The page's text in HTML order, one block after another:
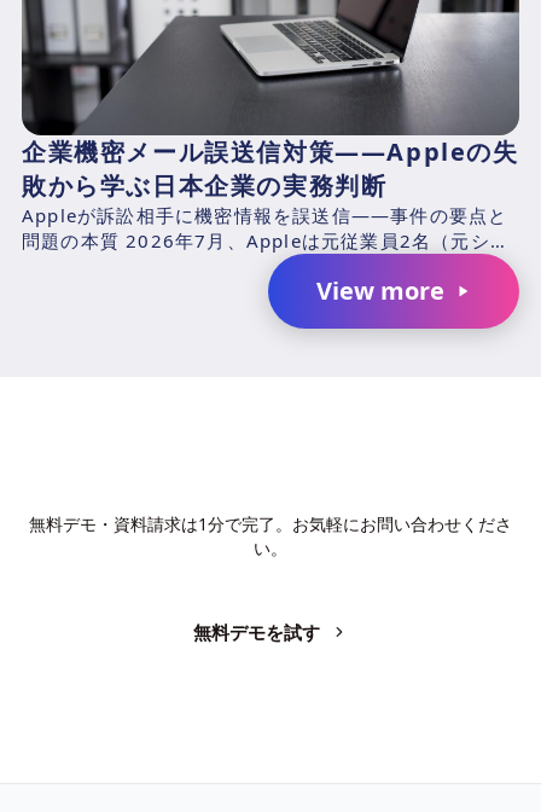
企業機密メール誤送信対策——Appleの失
敗から学ぶ日本企業の実務判断
Appleが訴訟相手に機密情報を誤送信——事件の要点と
問題の本質 2026年7月、Appleは元従業員2名（元シニ
アシステムズエンジニアのChang Liuおよ...
View more
無料デモ・資料請求は1分で完了。お気軽にお問い合わせくださ
い。
無料デモを試す